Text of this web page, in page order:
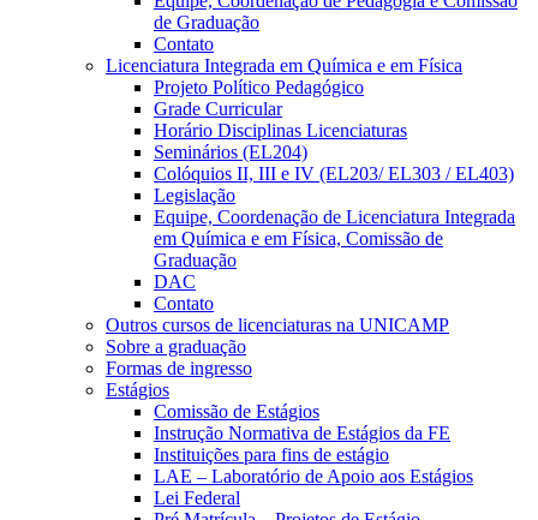
de Graduação
Contato
Licenciatura Integrada em Química e em Física
Projeto Político Pedagógico
Grade Curricular
Horário Disciplinas Licenciaturas
Seminários (EL204)
Colóquios II, III e IV (EL203/ EL303 / EL403)
Legislação
Equipe, Coordenação de Licenciatura Integrada
em Química e em Física, Comissão de
Graduação
DAC
Contato
Outros cursos de licenciaturas na UNICAMP
Sobre a graduação
Formas de ingresso
Estágios
Comissão de Estágios
Instrução Normativa de Estágios da FE
Instituições para fins de estágio
LAE – Laboratório de Apoio aos Estágios
Lei Federal